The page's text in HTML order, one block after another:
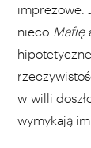
imprezowe.
nieco Mafię
w willi
wymykają